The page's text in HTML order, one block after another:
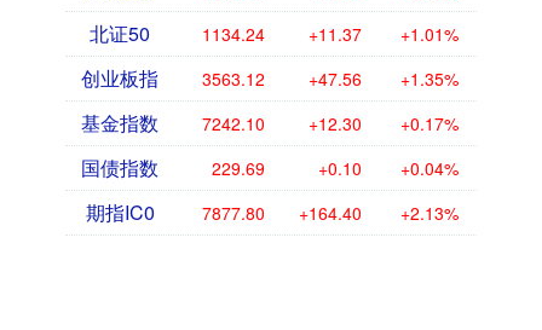
北证50 1134.24 +11.37 +1.01%
创业板指 3563.12 +47.56 +1.35%
基金指数 7242.10 +12.30 +0.17%
国债指数 229.69 +0.10 +0.04%
期指IC0 7877.80 +164.40 +2.13%